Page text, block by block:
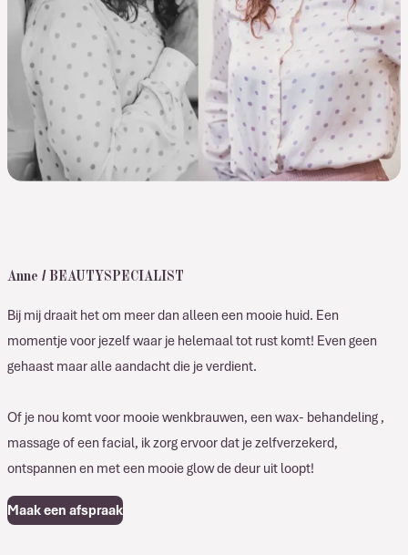
Anne / BEAUTYSPECIALIST
Bij mij draait het om meer dan alleen een mooie huid. Een
momentje voor jezelf waar je helemaal tot rust komt! Even geen
gehaast maar alle aandacht die je verdient.
Of je nou komt voor mooie wenkbrauwen, een wax- behandeling ,
massage of een facial, ik zorg ervoor dat je zelfverzekerd,
ontspannen en met een mooie glow de deur uit loopt!
Maak een afspraak